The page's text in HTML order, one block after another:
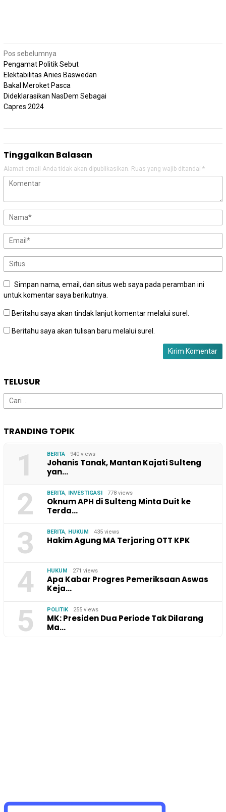
Navigasi
pos
Pos sebelumnya
Pengamat Politik Sebut
Elektabilitas Anies Baswedan
Bakal Meroket Pasca
Dideklarasikan NasDem Sebagai
Capres 2024
Tinggalkan Balasan
Alamat email Anda tidak akan dipublikasikan. Ruas yang wajib ditandai *
Simpan nama, email, dan situs web saya pada peramban ini
untuk komentar saya berikutnya.
Beritahu saya akan tindak lanjut komentar melalui surel.
Beritahu saya akan tulisan baru melalui surel.
TELUSUR
Cari
untuk:
TRANDING TOPIK
1 BERITA 940 views
Johanis Tanak, Mantan Kajati Sulteng
yan…
2 BERITA INVESTIGASI 778 views
Oknum APH di Sulteng Minta Duit ke
Terda…
3 BERITA HUKUM 435 views
Hakim Agung MA Terjaring OTT KPK
4 HUKUM 271 views
Apa Kabar Progres Pemeriksaan Aswas
Keja…
5 POLITIK 255 views
MK: Presiden Dua Periode Tak Dilarang
Ma…